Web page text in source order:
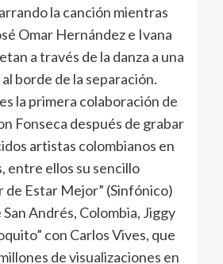
la canción mientras
Omar Hernández e Ivana
a través de la danza a una
borde de la separación.
la primera colaboración de
Fonseca después de grabar
artistas colombianos en
entre ellos su sencillo
de Estar Mejor” (Sinfónico)
Andrés, Colombia, Jiggy
con Carlos Vives, que
de visualizaciones en